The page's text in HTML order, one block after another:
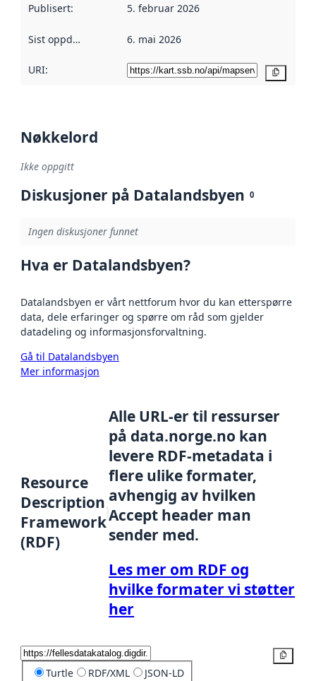
Publisert: 5. februar 2026
Sist oppdatert 6. mai 2026
URI:
Nøkkelord
Ikke oppgitt
Diskusjoner på Datalandsbyen 0
Ingen diskusjoner funnet
Hva er Datalandsbyen?
Datalandsbyen er vårt nettforum hvor du kan etterspørre
data, dele erfaringer og spørre om råd som gjelder
datadeling og informasjonsforvaltning.
Gå til Datalandsbyen
Mer informasjon
Resource
Description
Framework
(RDF)
Alle URL-er til ressurser
på data.norge.no kan
levere RDF-metadata i
flere ulike formater,
avhengig av hvilken
Accept header man
sender med.
Les mer om RDF og
hvilke formater vi støtter
her
Turtle RDF/XML JSON-LD